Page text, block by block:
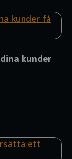
kunder